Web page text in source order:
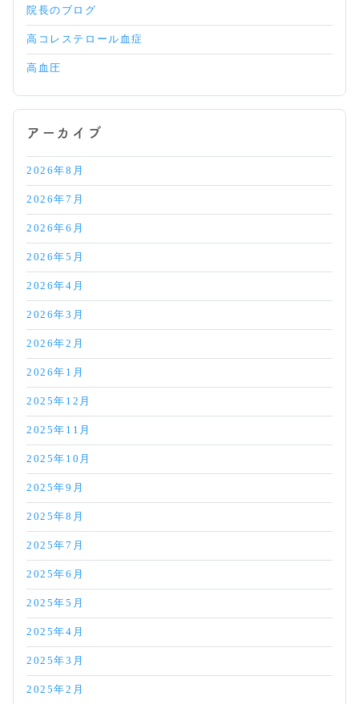
院長のブログ
高コレステロール血症
高血圧
アーカイブ
2026年8月
2026年7月
2026年6月
2026年5月
2026年4月
2026年3月
2026年2月
2026年1月
2025年12月
2025年11月
2025年10月
2025年9月
2025年8月
2025年7月
2025年6月
2025年5月
2025年4月
2025年3月
2025年2月